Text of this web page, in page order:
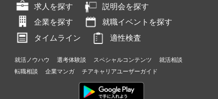
求人を探す
説明会を探す
企業を探す
就職イベントを探す
タイムライン
適性検査
就活ノウハウ 選考体験談 スペシャルコンテンツ
就活相談
転職相談
企業マンガ チアキャリアユーザーガイド